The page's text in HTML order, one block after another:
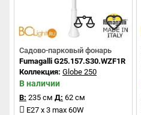
Садово-парковый фонарь
Fumagalli G25.157.S30.WZF1R
Коллекция: Globe 250
В наличии
В: 235 см Д: 62 см
E27 x 3 max 60W